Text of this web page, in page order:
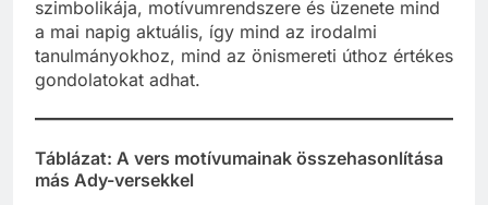
szimbolikája, motívumrendszere és üzenete mind
a mai napig aktuális, így mind az irodalmi
tanulmányokhoz, mind az önismereti úthoz értékes
gondolatokat adhat.
Táblázat: A vers motívumainak összehasonlítása
más Ady-versekkel